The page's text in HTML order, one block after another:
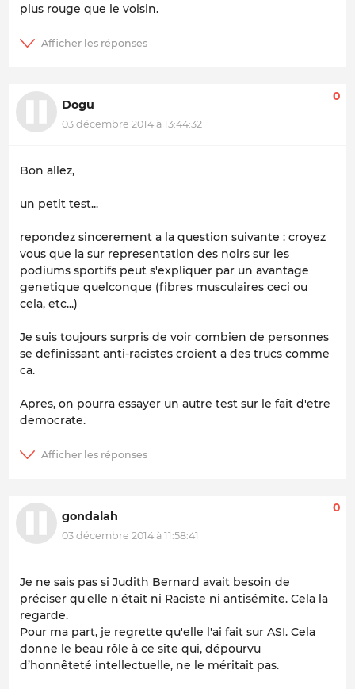
plus rouge que le voisin.
Dogu
03 décembre 2014 à 13:44:32
0
Bon allez,
un petit test...
repondez sincerement a la question suivante : croyez
vous que la sur representation des noirs sur les
podiums sportifs peut s'expliquer par un avantage
genetique quelconque (fibres musculaires ceci ou
cela, etc...)
Je suis toujours surpris de voir combien de personnes
se definissant anti-racistes croient a des trucs comme
ca.
Apres, on pourra essayer un autre test sur le fait d'etre
democrate.
gondalah
03 décembre 2014 à 11:58:41
0
Je ne sais pas si Judith Bernard avait besoin de
préciser qu'elle n'était ni Raciste ni antisémite. Cela la
regarde.
Pour ma part, je regrette qu'elle l'ai fait sur ASI. Cela
donne le beau rôle à ce site qui, dépourvu
d’honnêteté intellectuelle, ne le méritait pas.